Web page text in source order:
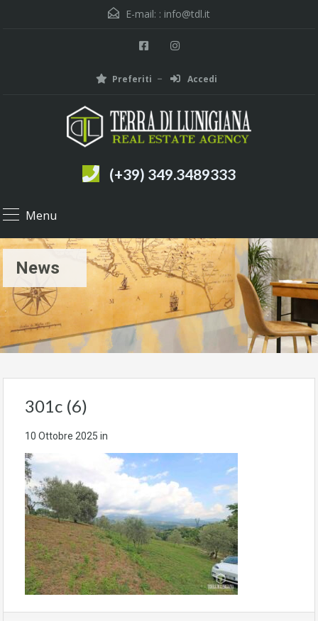
E-mail: : info@tdl.it
Preferiti Accedi
(+39) 349.3489333
Menu
News
301c (6)
10 Ottobre 2025 in